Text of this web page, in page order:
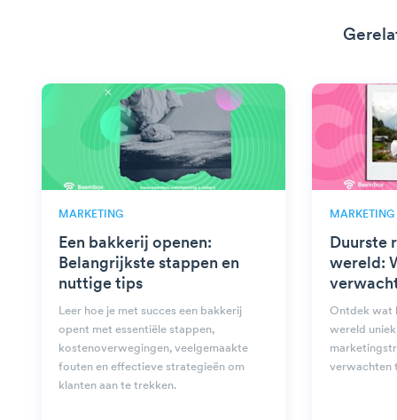
MARKETING
Een bakkerij openen:
Belangrijkste stappen en
nuttige tips
Leer hoe je met succes een bakkerij
opent met essentiële stappen,
kostenoverwegingen, veelgemaakte
fouten en effectieve strategieën om
klanten aan te trekken.
MARKETING
Duurste
wereld:
Ontdek wat
wereld
verwachten